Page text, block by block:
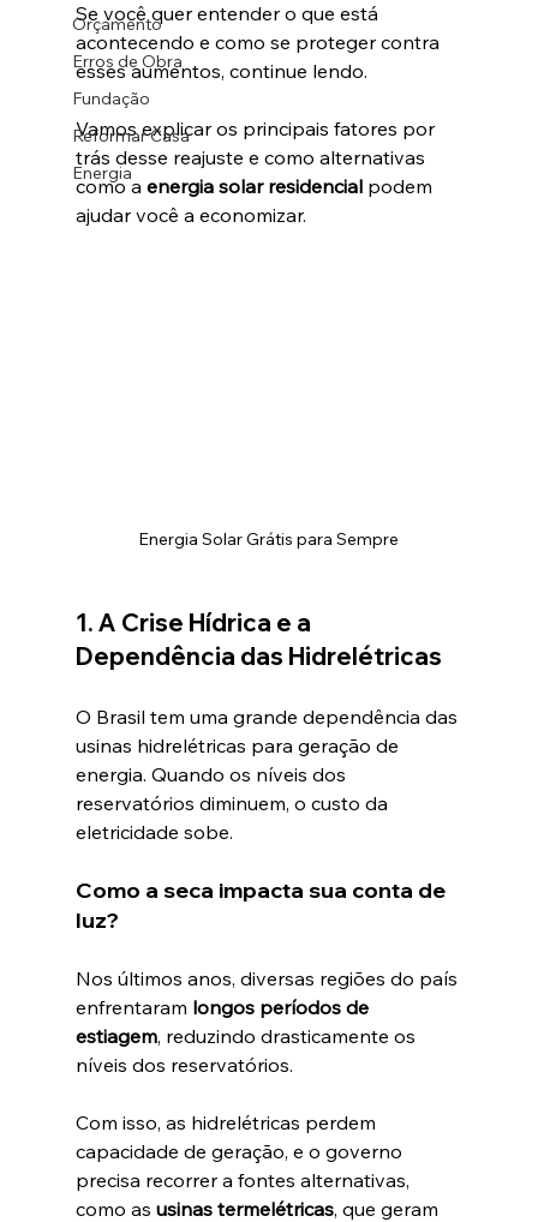
Orçamento
Erros de Obra
Fundação
Reformar Casa
Energia
Se você quer entender o que está
acontecendo e como se proteger contra
esses aumentos, continue lendo.
Vamos explicar os principais fatores por
trás desse reajuste e como alternativas
como a energia solar residencial podem
ajudar você a economizar.
Energia Solar Grátis para Sempre
1. A Crise Hídrica e a
Dependência das Hidrelétricas
O Brasil tem uma grande dependência das
usinas hidrelétricas para geração de
energia. Quando os níveis dos
reservatórios diminuem, o custo da
eletricidade sobe.
Como a seca impacta sua conta de
luz?
Nos últimos anos, diversas regiões do país
enfrentaram longos períodos de
estiagem, reduzindo drasticamente os
níveis dos reservatórios.
Com isso, as hidrelétricas perdem
capacidade de geração, e o governo
precisa recorrer a fontes alternativas,
como as usinas termelétricas, que geram